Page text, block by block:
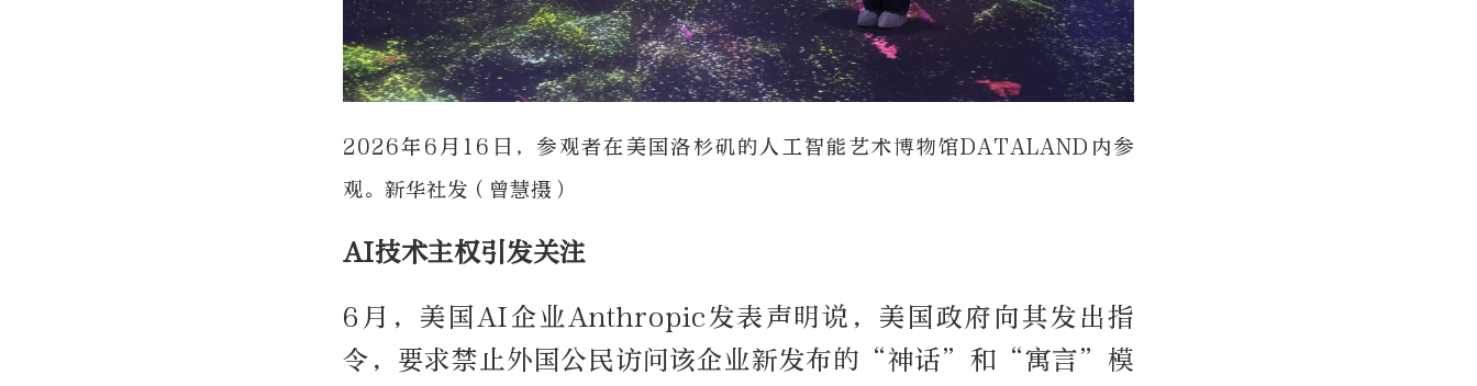
2026年6月16日，参观者在美国洛杉矶的人工智能艺术博物馆DATALAND内参
观。新华社发（曾慧摄）
AI技术主权引发关注
6月，美国AI企业Anthropic发表声明说，美国政府向其发出指
令，要求禁止外国公民访问该企业新发布的“神话”和“寓言”模